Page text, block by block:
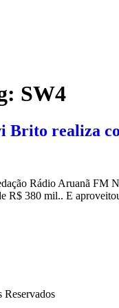
SW4
Brito realiza
Rádio Aruanã FM
R$ 380 mil.. E
Reservados